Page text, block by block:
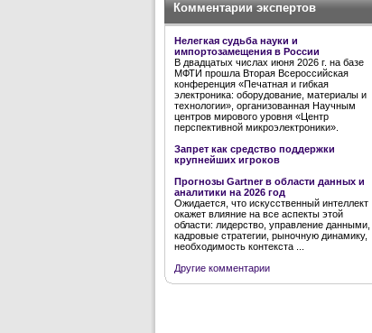
Комментарии экспертов
Нелегкая судьба науки и
импортозамещения в России
В двадцатых числах июня 2026 г. на базе
МФТИ прошла Вторая Всероссийская
конференция «Печатная и гибкая
электроника: оборудование, материалы и
технологии», организованная Научным
центров мирового уровня «Центр
перспективной микроэлектроники».
Запрет как средство поддержки
крупнейших игроков
Прогнозы Gartner в области данных и
аналитики на 2026 год
Ожидается, что искусственный интеллект
окажет влияние на все аспекты этой
области: лидерство, управление данными,
кадровые стратегии, рыночную динамику,
необходимость контекста ...
Другие комментарии